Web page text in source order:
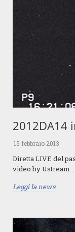
2012DA14
15 febbraio 2013
Diretta LIVE del
video by Ustream...
Leggi la news